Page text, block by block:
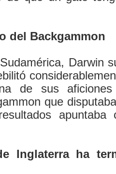
del Backgammon
Darwin
de sus
que
apuntaba
Inglaterra ha